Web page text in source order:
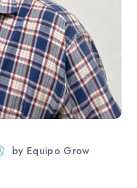
by Equipo Grow